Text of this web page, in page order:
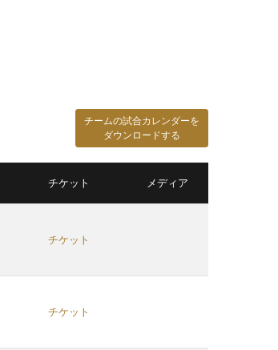
チームの試合カレンダーを
ダウンロードする
チケット メディア
チケット
チケット